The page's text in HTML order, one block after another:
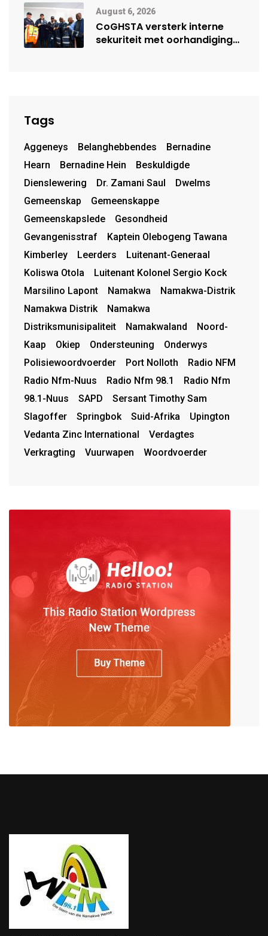
August 6, 2026
CoGHSTA versterk interne
sekuriteit met oorhandiging
Tags
Aggeneys Belanghebbendes
Bernadine
Hearn
Bernadine Hein
Beskuldigde
Dienslewering
Dr. Zamani Saul
Dwelms
Gemeenskap
Gemeenskappe
Gemeenskapslede
Gesondheid
Gevangenisstraf
Kaptein Olebogeng Tawana
Kimberley
Leerders
Luitenant-Generaal
Koliswa Otola
Luitenant Kolonel Sergio Kock
Marsilino Lapont
Namakwa
Namakwa-Distrik
Namakwa Distrik
Namakwa
Distriksmunisipaliteit
Namakwaland
Noord-
Kaap
Okiep Ondersteuning
Onderwys
Polisiewoordvoerder
Port Nolloth
Radio NFM
Radio Nfm-Nuus
Radio Nfm 98.1
Radio Nfm
98.1-Nuus
SAPD
Sersant Timothy Sam
Slagoffer
Springbok Suid-Afrika
Upington
Vedanta Zinc International
Verdagtes
Verkragting
Vuurwapen Woordvoerder